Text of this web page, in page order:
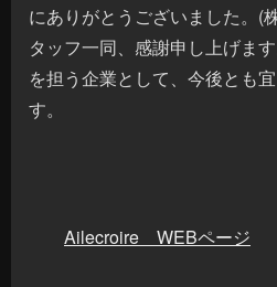
にありがとうございました。(
タッフ一同、感謝申し上げま
を担う企業として、今後とも
す。
Ailecroire WEBページ